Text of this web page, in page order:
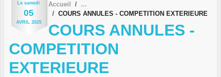
Le samedi
05
AVRIL 2025
Accueil
COURS ANNULES - COMPETITION EXTERIEURE
COURS ANNULES -
COMPETITION
EXTERIEURE